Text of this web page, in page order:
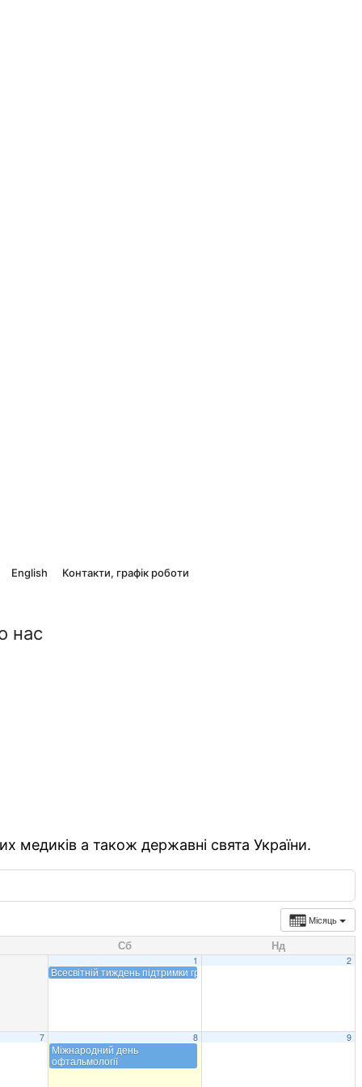
English Контакти, графік роботи
нас
медиків а також державні свята України.
Місяць
Сб Нд
1
Всесвітній тиждень підтримки грудного вигодовування
2
7 8
Міжнародний день
офтальмології
9